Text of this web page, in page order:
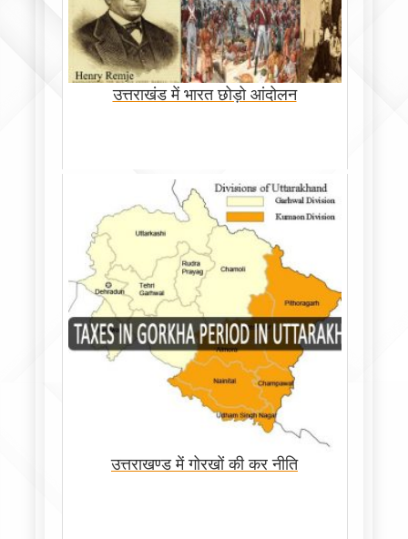
उत्तराखंड में भारत छोड़ो आंदोलन
उत्तराखण्ड में गोरखों की कर नीति